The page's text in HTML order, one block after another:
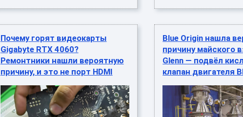
Почему горят видеокарты
Gigabyte RTX 4060?
Ремонтники нашли вероятную
причину, и это не порт HDMI
Blue Origin нашла
причину майского
Glenn — подвёл
клапан двигателя